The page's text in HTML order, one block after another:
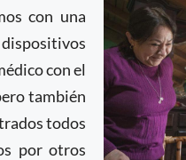
con una
con el
también
todos
por otros